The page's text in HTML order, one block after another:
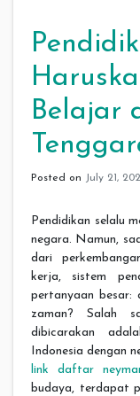
Belajar
Posted on July 21,
Pendidikan selalu
negara. Namun,
dari
kerja, sistem
pertanyaan besar:
zaman? Salah
dibicarakan
Indonesia dengan
link daftar
budaya, terdapat